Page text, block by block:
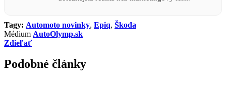
Tagy: Automoto novinky, Epiq, Škoda
Médium AutoOlymp.sk
Zdieľať
Podobné články